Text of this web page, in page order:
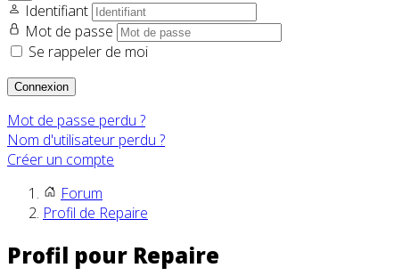
Identifiant
Mot de passe
Se rappeler de moi
Connexion
Mot de passe perdu ?
Nom d'utilisateur perdu ?
Créer un compte
Forum
Profil de Repaire
Profil pour Repaire